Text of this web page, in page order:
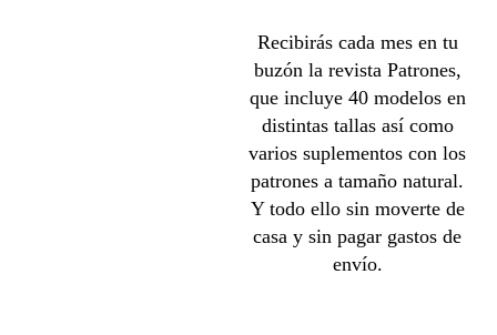
Recibirás cada mes en tu
buzón la revista Patrones,
que incluye 40 modelos en
distintas tallas así como
varios suplementos con los
patrones a tamaño natural.
Y todo ello sin moverte de
casa y sin pagar gastos de
envío.